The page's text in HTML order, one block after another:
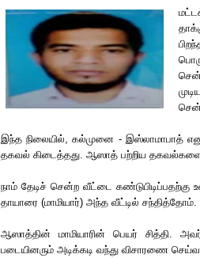
இந்த நிலையில், கல்முனை - இஸ்லாமாபாத்
தகவல் கிடைத்தது. ஆஸாத் பற்றிய தகவல்களை
நாம் தேடிச் சென்ற வீட்டை
தாயாரை (மாமியார்) அந்த வீட்டில் சந்தித்தோம்.
ஆஸாத்தின் மாமியாரின் பெயர் சித்தி.
படையினரும் அடிக்கடி வந்து விசாரணை